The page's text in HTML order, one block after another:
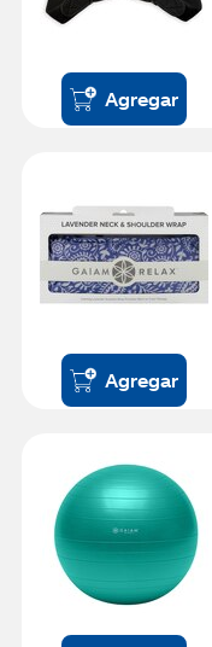
Agregar
Agregar